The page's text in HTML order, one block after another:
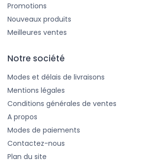
Promotions
Nouveaux produits
Meilleures ventes
Notre société
Modes et délais de livraisons
Mentions légales
Conditions générales de ventes
A propos
Modes de paiements
Contactez-nous
Plan du site